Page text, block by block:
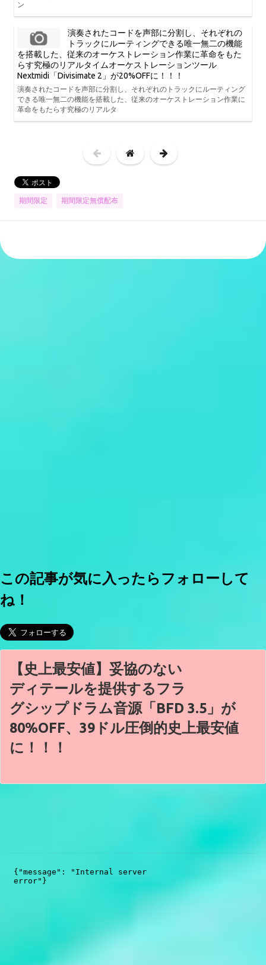
ン
演奏されたコードを声部に分割し、それぞれの
トラックにルーティングできる唯一無二の機能
を搭載した、従来のオーケストレーション作業に革命をもた
らす究極のリアルタイムオーケストレーションツール
Nextmidi「Divisimate 2」が20%OFFに！！！
演奏されたコードを声部に分割し、それぞれのトラックにルーティング
できる唯一無二の機能を搭載した、従来のオーケストレーション作業に
革命をもたらす究極のリアルタ
期間限定 期間限定無償配布
この記事が気に入ったらフォローして
ね！
【史上最安値】妥協のない
ディテールを提供するフラ
グシップドラム音源「BFD 3.5」が
80%OFF、39ドル圧倒的史上最安値
に！！！